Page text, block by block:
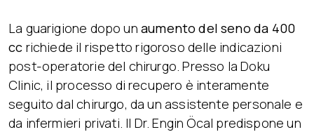
La guarigione dopo un aumento del seno da 400
cc richiede il rispetto rigoroso delle indicazioni
post-operatorie del chirurgo. Presso la Doku
Clinic, il processo di recupero è interamente
seguito dal chirurgo, da un assistente personale e
da infermieri privati. Il Dr. Engin Öcal predispone un